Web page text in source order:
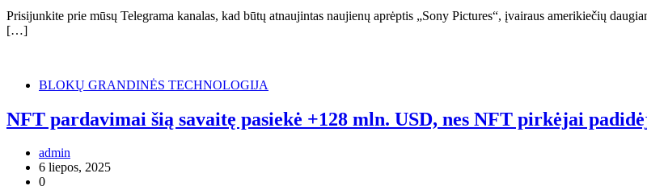
Prisijunkite prie mūsų Telegrama kanalas, kad būtų atnaujintas naujienų aprėptis „Sony Pictures“, įvairaus amerikiečių
[…]
BLOKŲ GRANDINĖS TECHNOLOGIJA
NFT pardavimai šią savaitę pasiekė +128 mln. USD, nes NFT pirkėjai
admin
6 liepos, 2025
0